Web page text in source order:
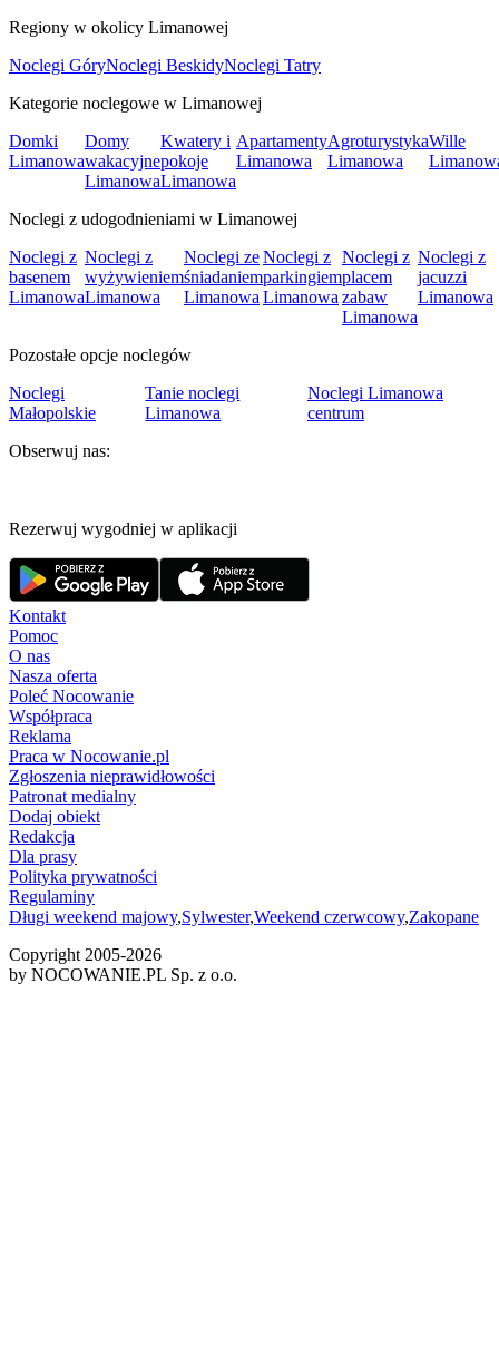
Regiony w okolicy Limanowej
Noclegi GóryNoclegi BeskidyNoclegi Tatry
Kategorie noclegowe w Limanowej
Domki
Limanowa
Domy
wakacyjne
Limanowa
Kwatery i
pokoje
Limanowa
Apartamenty
Limanowa
Agroturystyka
Limanowa
Wille
Noclegi z udogodnieniami w Limanowej
Noclegi z
basenem
Limanowa
Noclegi z
wyżywieniem
Limanowa
Noclegi ze
śniadaniem
Limanowa
Noclegi z
parkingiem
Limanowa
Noclegi z
placem
zabaw
Limanowa
Noclegi z
jacuzzi
Limanowa
Pozostałe opcje noclegów
Noclegi
Małopolskie
Tanie noclegi
Limanowa
Noclegi Limanowa
centrum
Obserwuj nas:
Rezerwuj wygodniej w aplikacji
Kontakt
Pomoc
O nas
Nasza oferta
Poleć Nocowanie
Współpraca
Reklama
Praca w Nocowanie.pl
Zgłoszenia nieprawidłowości
Patronat medialny
Dodaj obiekt
Redakcja
Dla prasy
Polityka prywatności
Regulaminy
Długi weekend majowy,Sylwester,Weekend czerwcowy,Zakopane
Copyright 2005-2026
by NOCOWANIE.PL Sp. z o.o.